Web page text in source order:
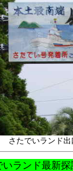
さたでいランド
いランド最新